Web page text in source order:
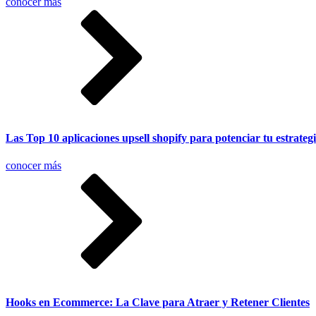
Las Top 10 aplicaciones upsell shopify para potenciar tu
conocer más
Hooks en Ecommerce: La Clave para Atraer y Retener Clientes